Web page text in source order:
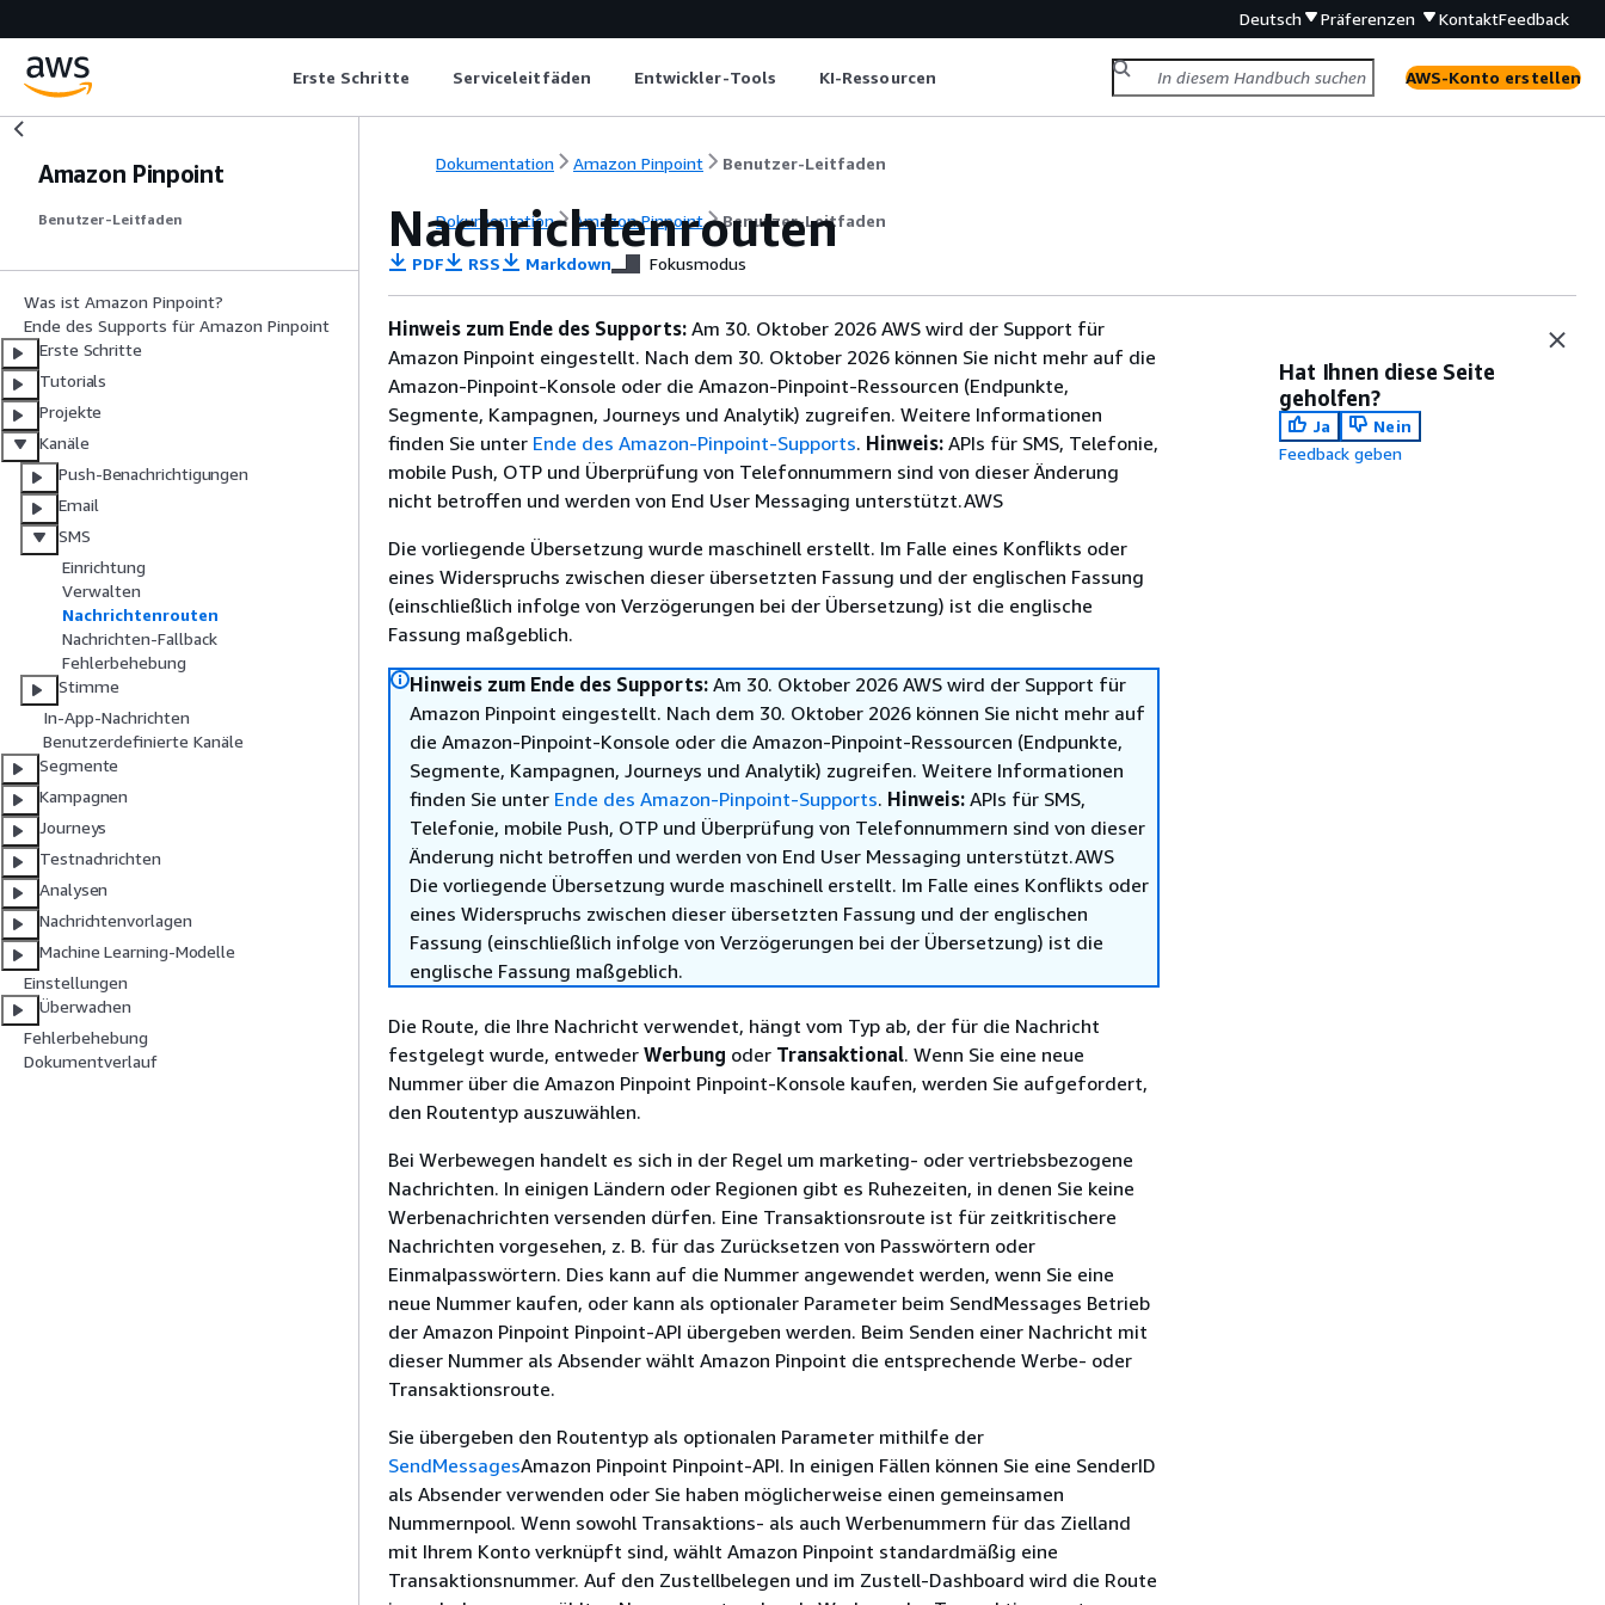
Deutsch Präferenzen KontaktFeedback
Erste Schritte Serviceleitfäden Entwickler-Tools KI-Ressourcen AWS-Konto erstellen
Amazon Pinpoint
Benutzer-Leitfaden
Was ist Amazon Pinpoint?
Ende des Supports für Amazon Pinpoint
Erste Schritte
Tutorials
Projekte
Kanäle
Push-Benachrichtigungen
Email
SMS
Einrichtung
Verwalten
Nachrichtenrouten
Nachrichten-Fallback
Fehlerbehebung
Stimme
In-App-Nachrichten
Benutzerdefinierte Kanäle
Segmente
Kampagnen
Journeys
Testnachrichten
Analysen
Nachrichtenvorlagen
Machine Learning-Modelle
Einstellungen
Überwachen
Fehlerbehebung
Dokumentverlauf
Dokumentation Amazon Pinpoint Benutzer-Leitfaden
Dokumentation Amazon Pinpoint Benutzer-Leitfaden
Nachrichtenrouten
PDF RSS Markdown Fokusmodus
Hinweis zum Ende des Supports: Am 30. Oktober 2026 AWS wird der Support für
Amazon Pinpoint eingestellt. Nach dem 30. Oktober 2026 können Sie nicht mehr auf die
Amazon-Pinpoint-Konsole oder die Amazon-Pinpoint-Ressourcen (Endpunkte,
Segmente, Kampagnen, Journeys und Analytik) zugreifen. Weitere Informationen
finden Sie unter Ende des Amazon-Pinpoint-Supports. Hinweis: APIs für SMS, Telefonie,
mobile Push, OTP und Überprüfung von Telefonnummern sind von dieser Änderung
nicht betroffen und werden von End User Messaging unterstützt.AWS
Die vorliegende Übersetzung wurde maschinell erstellt. Im Falle eines Konflikts oder
eines Widerspruchs zwischen dieser übersetzten Fassung und der englischen Fassung
(einschließlich infolge von Verzögerungen bei der Übersetzung) ist die englische
Fassung maßgeblich.
Hinweis zum Ende des Supports: Am 30. Oktober 2026 AWS wird der Support für
Amazon Pinpoint eingestellt. Nach dem 30. Oktober 2026 können Sie nicht mehr auf
die Amazon-Pinpoint-Konsole oder die Amazon-Pinpoint-Ressourcen (Endpunkte,
Segmente, Kampagnen, Journeys und Analytik) zugreifen. Weitere Informationen
finden Sie unter Ende des Amazon-Pinpoint-Supports. Hinweis: APIs für SMS,
Telefonie, mobile Push, OTP und Überprüfung von Telefonnummern sind von dieser
Änderung nicht betroffen und werden von End User Messaging unterstützt.AWS
Die vorliegende Übersetzung wurde maschinell erstellt. Im Falle eines Konflikts oder
eines Widerspruchs zwischen dieser übersetzten Fassung und der englischen
Fassung (einschließlich infolge von Verzögerungen bei der Übersetzung) ist die
englische Fassung maßgeblich.
Die Route, die Ihre Nachricht verwendet, hängt vom Typ ab, der für die Nachricht
festgelegt wurde, entweder Werbung oder Transaktional. Wenn Sie eine neue
Nummer über die Amazon Pinpoint Pinpoint-Konsole kaufen, werden Sie aufgefordert,
den Routentyp auszuwählen.
Bei Werbewegen handelt es sich in der Regel um marketing- oder vertriebsbezogene
Nachrichten. In einigen Ländern oder Regionen gibt es Ruhezeiten, in denen Sie keine
Werbenachrichten versenden dürfen. Eine Transaktionsroute ist für zeitkritischere
Nachrichten vorgesehen, z. B. für das Zurücksetzen von Passwörtern oder
Einmalpasswörtern. Dies kann auf die Nummer angewendet werden, wenn Sie eine
neue Nummer kaufen, oder kann als optionaler Parameter beim SendMessages Betrieb
der Amazon Pinpoint Pinpoint-API übergeben werden. Beim Senden einer Nachricht mit
dieser Nummer als Absender wählt Amazon Pinpoint die entsprechende Werbe- oder
Transaktionsroute.
Sie übergeben den Routentyp als optionalen Parameter mithilfe der
SendMessagesAmazon Pinpoint Pinpoint-API. In einigen Fällen können Sie eine SenderID
als Absender verwenden oder Sie haben möglicherweise einen gemeinsamen
Nummernpool. Wenn sowohl Transaktions- als auch Werbenummern für das Zielland
mit Ihrem Konto verknüpft sind, wählt Amazon Pinpoint standardmäßig eine
Transaktionsnummer. Auf den Zustellbelegen und im Zustell-Dashboard wird die Route
Hat Ihnen diese Seite
geholfen?
Ja
Nein
Feedback geben